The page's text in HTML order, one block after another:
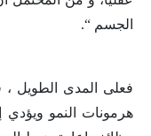
الجسم “.
فعلى المدى الطويل
هرمونات النمو ويؤدي